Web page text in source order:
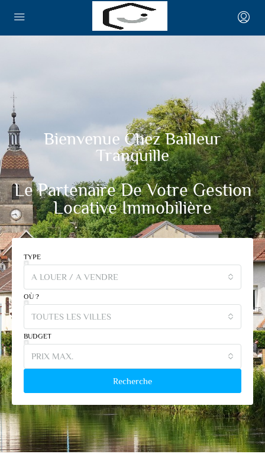
Bienvenue Chez Bailleur
Tranquille
Le Partenaire De Votre Gestion
Locative Immobilière
TYPE
A LOUER / A VENDRE
OÙ ?
TOUTES LES VILLES
BUDGET
PRIX MAX.
Recherche